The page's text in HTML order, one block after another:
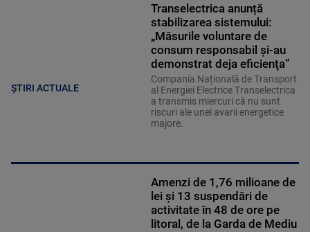
ȘTIRI ACTUALE
Transelectrica anunță
stabilizarea sistemului:
„Măsurile voluntare de
consum responsabil şi-au
demonstrat deja eficienţa”
Compania Națională de Transport
al Energiei Electrice Transelectrica
a transmis miercuri că nu sunt
riscuri ale unei avarii energetice
majore.
Amenzi de 1,76 milioane de
lei și 13 suspendări de
activitate în 48 de ore pe
litoral, de la Garda de Mediu